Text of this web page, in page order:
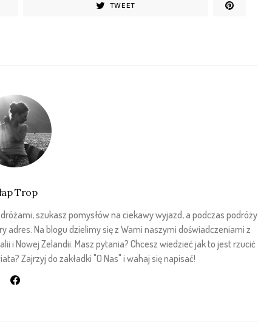
TWEET
Trop
szukasz pomysłów na ciekawy wyjazd, a podczas podróży
adres. Na blogu dzielimy się z Wami naszymi doświadczeniami z
i Nowej Zelandii. Masz pytania? Chcesz wiedzieć jak to jest rzucić
Zajrzyj do zakładki "O Nas" i wahaj się napisać!